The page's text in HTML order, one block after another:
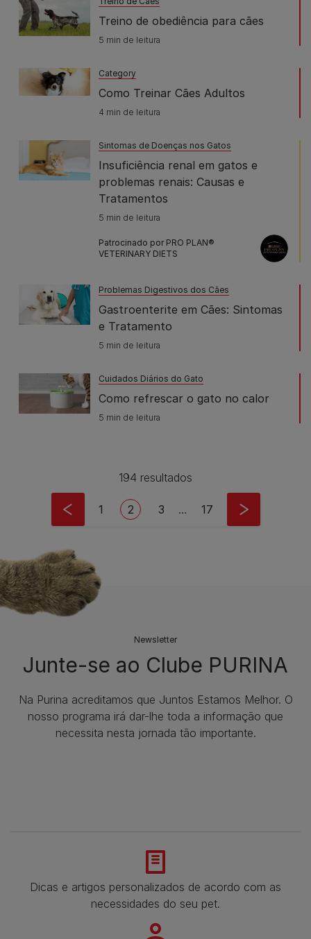
Treino de obediência para cães
5 min de leitura
Category
Como Treinar Cães Adultos
4 min de leitura
Sintomas de Doenças nos Gatos
Insuficiência renal em gatos e
problemas renais: Causas e
Tratamentos
5 min de leitura
Patrocinado por PRO PLAN®
VETERINARY DIETS
Problemas Digestivos dos Cães
Gastroenterite em Cães: Sintomas
e Tratamento
5 min de leitura
Cuidados Diários do Gato
Como refrescar o gato no calor
5 min de leitura
194 resultados
Page
1 Current page
2 Page
3 … Last page
17
Newsletter
Junte-se ao Clube PURINA
Na Purina acreditamos que Juntos Estamos Melhor. O
nosso programa irá dar-lhe toda a informação que
necessita nesta jornada tão importante.
Dicas e artigos personalizados de acordo com as
necessidades do seu pet.